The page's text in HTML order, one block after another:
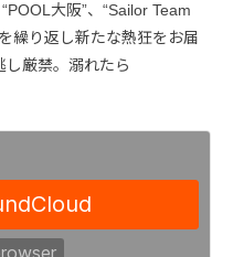
大阪”、“Sailor Team
繰り返し新たな熱狂をお届
し厳禁。溺れたら